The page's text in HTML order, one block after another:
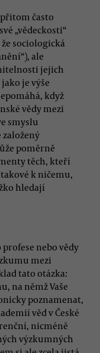
často
„vědeckosti“
sociologická
ale
jejich
je výše
když
vědy mezi
smyslu
založený
poměrně
těch, kteří
k ničemu,
hledají
nebo vědy
mezi
tato otázka:
na němž Vaše
poznamenat,
věd v České
nicméně
výzkumných